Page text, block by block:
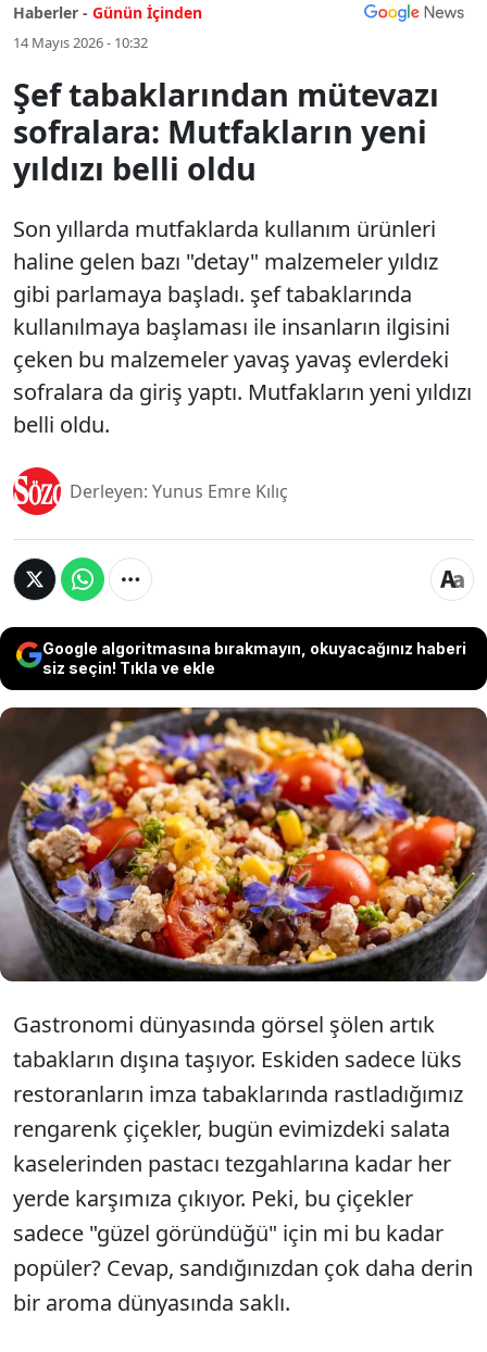
Haberler - Günün İçinden
14 Mayıs 2026 - 10:32
Şef tabaklarından mütevazı
sofralara: Mutfakların yeni
yıldızı belli oldu
Son yıllarda mutfaklarda kullanım ürünleri
haline gelen bazı "detay" malzemeler yıldız
gibi parlamaya başladı. şef tabaklarında
kullanılmaya başlaması ile insanların ilgisini
çeken bu malzemeler yavaş yavaş evlerdeki
sofralara da giriş yaptı. Mutfakların yeni yıldızı
belli oldu.
Derleyen: Yunus Emre Kılıç
Google algoritmasına bırakmayın, okuyacağınız haberi
siz seçin! Tıkla ve ekle
Son yıllarda mutfaklarda kullanım ürünleri
haline gelen bazı "detay" malzemeler yıldız gibi
parlamaya başladı. şef tabaklarında
kullanılmaya başlaması ile insanların ilgisini
çeken bu malzemeler yavaş yavaş evlerdeki
sofralara da giriş yaptı. Mutfakların yeni yıldızı
belli oldu.
Gastronomi dünyasında görsel şölen artık
tabakların dışına taşıyor. Eskiden sadece lüks
restoranların imza tabaklarında rastladığımız
rengarenk çiçekler, bugün evimizdeki salata
kaselerinden pastacı tezgahlarına kadar her
yerde karşımıza çıkıyor. Peki, bu çiçekler
sadece "güzel göründüğü" için mi bu kadar
popüler? Cevap, sandığınızdan çok daha derin
bir aroma dünyasında saklı.